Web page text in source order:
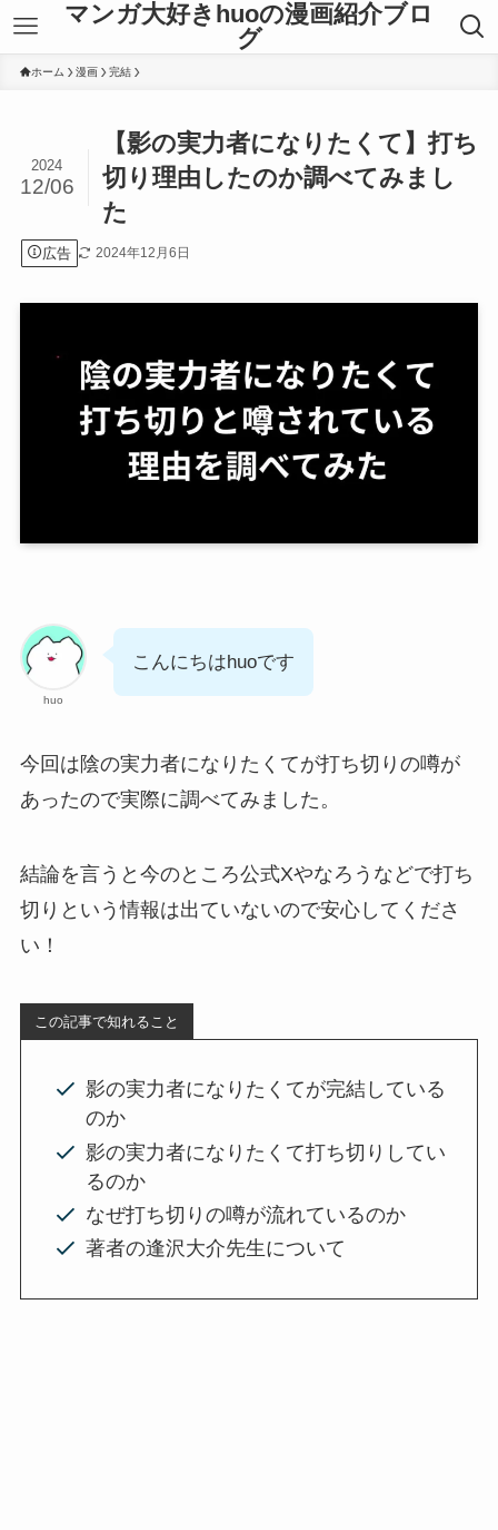
マンガ大好きhuoの漫画紹介ブロ
グ
ホーム 漫画 完結
【影の実力者になりたくて】打ち
切り理由したのか調べてみまし
た
2024
12/06
広告 2024年12月6日
huo
こんにちはhuoです
今回は陰の実力者になりたくてが打ち切りの噂が
あったので実際に調べてみました。
結論を言うと今のところ公式Xやなろうなどで打ち
切りという情報は出ていないので安心してくださ
い！
この記事で知れること
影の実力者になりたくてが完結している
のか
影の実力者になりたくて打ち切りしてい
るのか
なぜ打ち切りの噂が流れているのか
著者の逢沢大介先生について